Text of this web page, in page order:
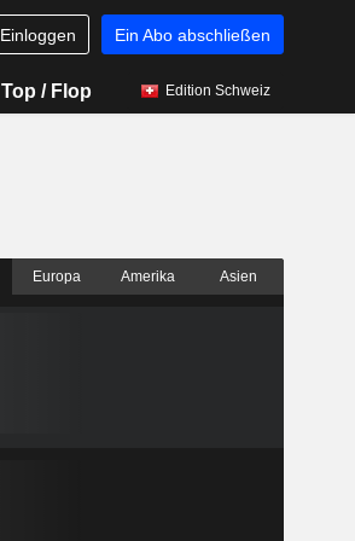
Einloggen Ein Abo abschließen
Top / Flop Edition Schweiz
Europa Amerika Asien